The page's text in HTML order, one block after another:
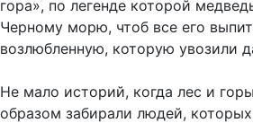
гора», по легенде которой
Черному морю, чтоб все его
возлюбленную, которую увозили
Не мало историй, когда лес и
образом забирали людей,